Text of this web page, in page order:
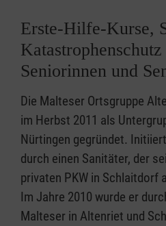
Erste-Hilfe-Kurse,
Seniorinnen und
Die Malteser Ortsgruppe
im Herbst 2011 als
Nürtingen gegründet.
durch einen Sanitäter, der
privaten PKW in Schlaitdorf
Im Jahre 2010 wurde er
Malteser in Altenriet und